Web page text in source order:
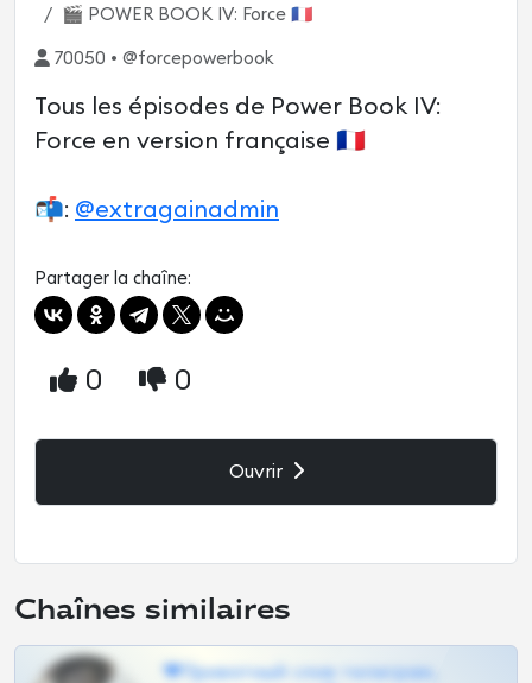
🎬 POWER BOOK IV: Force 🇫🇷
70050 • @forcepowerbook
Tous les épisodes de Power Book IV:
Force en version française 🇫🇷
📬: @extragainadmin
Partager la chaîne:
0 0
Ouvrir
Chaînes similaires
❤Приватный слив телеграм,